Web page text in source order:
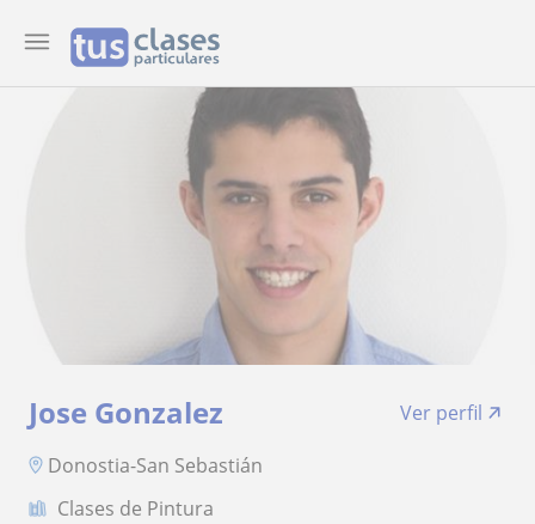
Jose Gonzalez
Ver perfil
Donostia-San Sebastián
Clases de Pintura